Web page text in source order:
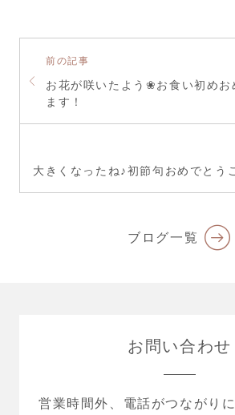
前の記事
お花が咲いたよう❀お食い初めお
ます！
大きくなったね♪初節句おめでとう
ブログ一覧
お問い合わせ
営業時間外、電話がつながり